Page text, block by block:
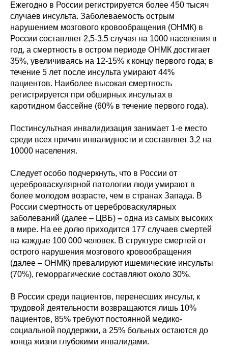
Ежегодно в России регистрируется более 450 тысяч
случаев инсульта. Заболеваемость острым
нарушением мозгового кровообращения (ОНМК) в
России составляет 2,5-3,5 случая на 1000 населения в
год, а смертность в остром периоде ОНМК достигает
35%, увеличиваясь на 12-15% к концу первого года; в
течение 5 лет после инсульта умирают 44%
пациентов. Наиболее высокая смертность
регистрируется при обширных инсультах в
каротидном бассейне (60% в течение первого года).
Постинсультная инвалидизация занимает 1-е место
среди всех причин инвалидности и составляет 3,2 на
10000 населения.
Следует особо подчеркнуть, что в России от
цереброваскулярной патологии люди умирают в
более молодом возрасте, чем в странах Запада. В
России смертность от цереброваскулярных
заболеваний (далее – ЦВБ) – одна из самых высоких
в мире. На ее долю приходится 177 случаев смертей
на каждые 100 000 человек. В структуре смертей от
острого нарушения мозгового кровообращения
(далее – ОНМК) превалируют ишемические инсульты
(70%), геморрагические составляют около 30%.
В России среди пациентов, перенесших инсульт, к
трудовой деятельности возвращаются лишь 10%
пациентов, 85% требуют постоянной медико-
социальной поддержки, а 25% больных остаются до
конца жизни глубокими инвалидами.